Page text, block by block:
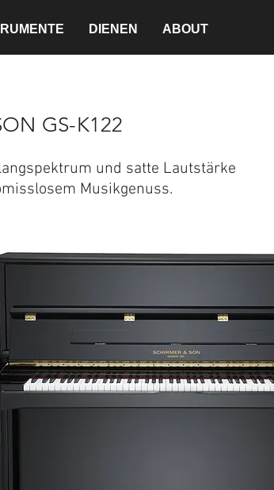
DIENEN ABOUT
GS-K122
und satte Lautstärke
Musikgenuss.